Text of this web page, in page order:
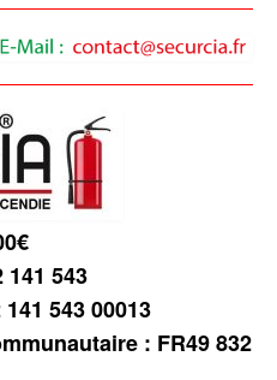
141 543
543 00013
: FR49 832